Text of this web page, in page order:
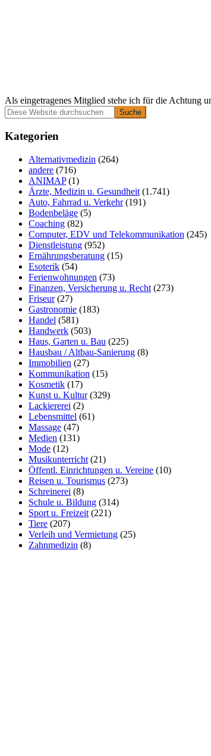
Als eingetragenes Mitglied stehe ich für die Achtung
Primäre
Seitenleiste
Diese
Website
durchsuchen
Kategorien
Alternativmedizin (264)
andere (716)
ANIMAP(1)
Ärzte, Medizin u. Gesundheit (1.741)
Auto, Fahrrad u. Verkehr(191)
Bodenbeläge (5)
Coaching (82)
Computer, EDV und Telekommunikation (245)
Dienstleistung (952)
Ernährungsberatung (15)
Esoterik (54)
Ferienwohnungen (73)
Finanzen, Versicherung u. Recht (273)
Friseur(27)
Gastronomie (183)
Handel (581)
Handwerk (503)
Haus, Garten u. Bau (225)
Hausbau / Altbau-Sanierung (8)
Immobilien (27)
Kommunikation (15)
Kosmetik (17)
Kunst u. Kultur(329)
Lackiererei (2)
Lebensmittel (61)
Massage (47)
Medien (131)
Mode (12)
Musikunterricht (21)
Öffentl. Einrichtungen u. Vereine (10)
Reisen u. Tourismus (273)
Schreinerei (8)
Schule u. Bildung (314)
Sport u. Freizeit (221)
Tiere (207)
Verleih und Vermietung (25)
Zahnmedizin (8)